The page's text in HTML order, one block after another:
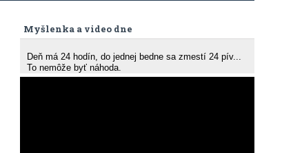
Myšlenka a video dne
Deň má 24 hodín, do jednej bedne sa zmestí 24 pív...
To nemôže byť náhoda.